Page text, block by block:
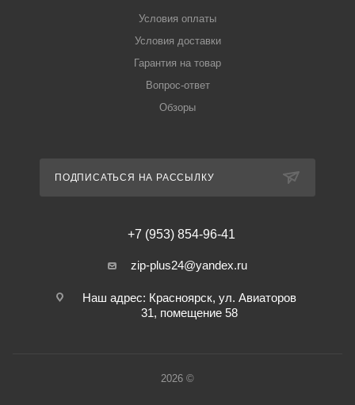
Условия оплаты
Условия доставки
Гарантия на товар
Вопрос-ответ
Обзоры
ПОДПИСАТЬСЯ НА РАССЫЛКУ
+7 (953) 854-96-41
zip-plus24@yandex.ru
Наш адрес: Красноярск, ул. Авиаторов
31, помещение 58
2026 ©